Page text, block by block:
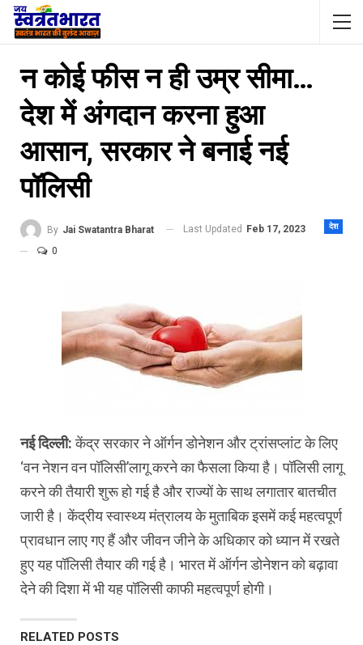
न कोई फीस न ही उम्र सीमा…
देश में अंगदान करना हुआ
आसान, सरकार ने बनाई नई
पॉलिसी
देश
By Jai Swatantra Bharat Last Updated
Feb 17, 2023
0
नई दिल्ली:केंद्र सरकार ने ऑर्गन डोनेशन और ट्रांसप्लांट के लिए
‘वन नेशन वन पॉलिसी’लागू करने का फैसला किया है। पॉलिसी लागू
करने की तैयारी शुरू हो गई है और राज्यों के साथ लगातार बातचीत
जारी है। केंद्रीय स्वास्थ्य मंत्रालय के मुताबिक इसमें कई महत्वपूर्ण
प्रावधान लाए गए हैं और जीवन जीने के अधिकार को ध्यान में रखते
हुए यह पॉलिसी तैयार की गई है। भारत में ऑर्गन डोनेशन को बढ़ावा
देने की दिशा में भी यह पॉलिसी काफी महत्वपूर्ण होगी।
RELATED POSTS